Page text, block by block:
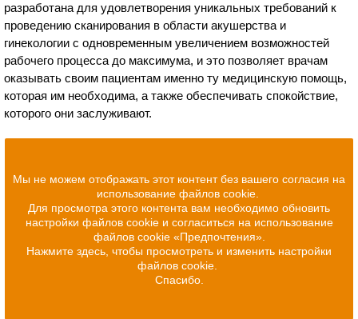
разработана для удовлетворения уникальных требований к
проведению сканирования в области акушерства и
гинекологии с одновременным увеличением возможностей
рабочего процесса до максимума, и это позволяет врачам
оказывать своим пациентам именно ту медицинскую помощь,
которая им необходима, а также обеспечивать спокойствие,
которого они заслуживают.
Мы не можем отображать этот контент без вашего согласия на
использование файлов cookie.
Для просмотра этого контента вам необходимо обновить
настройки файлов cookie и согласиться на использование
файлов cookie «Предпочтения».
Нажмите здесь, чтобы просмотреть и изменить настройки
файлов cookie.
Спасибо.